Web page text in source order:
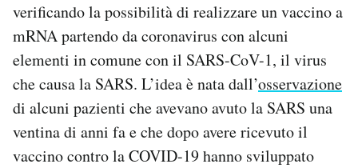
verificando la possibilità di realizzare un vaccino a
mRNA partendo da coronavirus con alcuni
elementi in comune con il SARS-CoV-1, il virus
che causa la SARS. L’idea è nata dall’osservazione
di alcuni pazienti che avevano avuto la SARS una
ventina di anni fa e che dopo avere ricevuto il
vaccino contro la COVID-19 hanno sviluppato